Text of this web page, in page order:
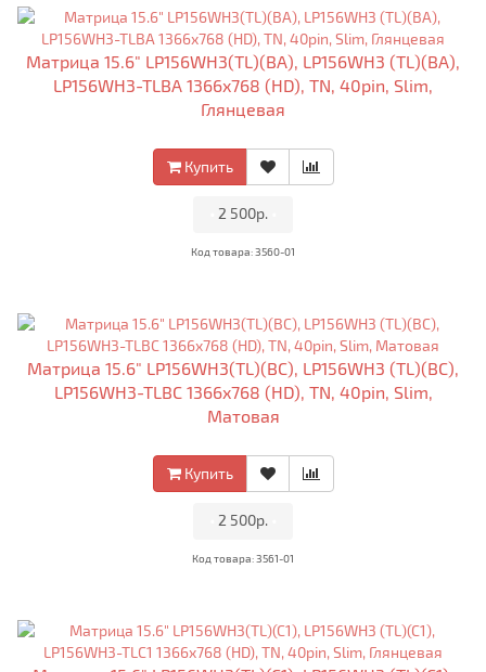
Матрица 15.6" LP156WH3(TL)(BA), LP156WH3 (TL)(BA),
LP156WH3-TLBA 1366x768 (HD), TN, 40pin, Slim,
Глянцевая
Купить
2 500р.
Код товара: 3560-01
Матрица 15.6" LP156WH3(TL)(BC), LP156WH3 (TL)(BC),
LP156WH3-TLBC 1366x768 (HD), TN, 40pin, Slim,
Матовая
Купить
2 500р.
Код товара: 3561-01